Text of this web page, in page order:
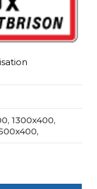
1300x400,